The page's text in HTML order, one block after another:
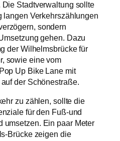
und Bewohner der
Stadtverwaltung sollte
Verkehrszählungen
sondern
gehen. Dazu
der Wilhelmsbrücke für
sowie eine vom
Up Bike Lane mit
zu zählen, sollte die
für den Fuß-und
Ein paar Meter